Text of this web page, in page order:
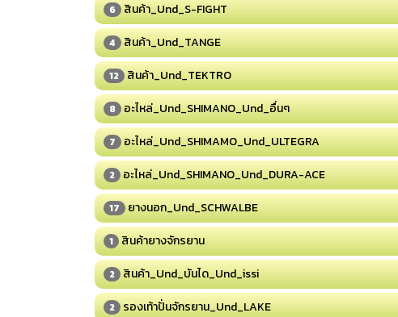
6 สินค้า_Und_S-FIGHT
4 สินค้า_Und_TANGE
12 สินค้า_Und_TEKTRO
8 อะไหล่_Und_SHIMANO_Und_อื่นๆ
7 อะไหล่_Und_SHIMAMO_Und_ULTEGRA
2 อะไหล่_Und_SHIMANO_Und_DURA-ACE
17 ยางนอก_Und_SCHWALBE
1 สินค้ายางจักรยาน
2 สินค้า_Und_บันได_Und_issi
2 รองเท้าปั่นจักรยาน_Und_LAKE